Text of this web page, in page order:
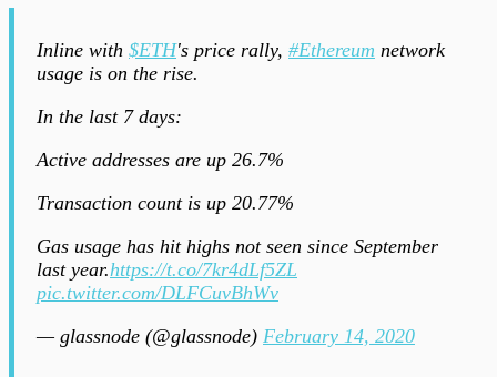
Inline with $ETH's price rally, #Ethereum network
usage is on the rise.
In the last 7 days:
Active addresses are up 26.7%
Transaction count is up 20.77%
Gas usage has hit highs not seen since September
last year.https://t.co/7kr4dLf5ZL
pic.twitter.com/DLFCuvBhWv
— glassnode (@glassnode) February 14, 2020